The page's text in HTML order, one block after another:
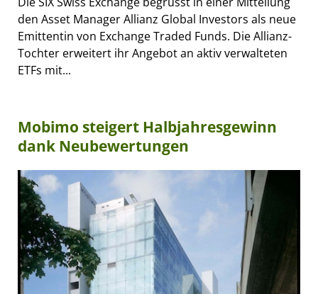
den Asset Manager Allianz Global Investors als neue
Emittentin von Exchange Traded Funds. Die Allianz-
Tochter erweitert ihr Angebot an aktiv verwalteten
ETFs mit...
Mobimo steigert Halbjahresgewinn
dank Neubewertungen